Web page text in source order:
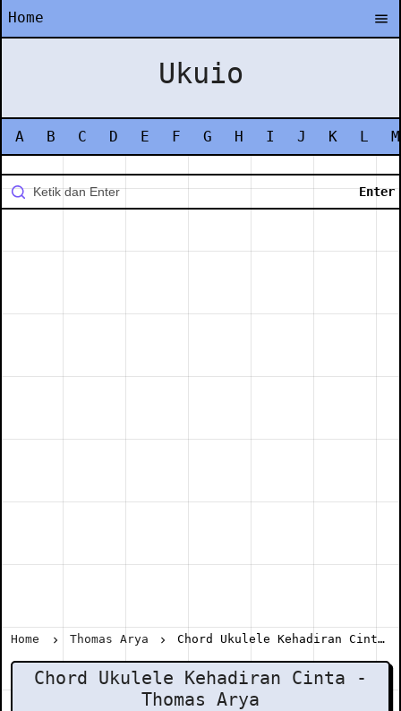
Home
Ukuio
A B C D E F G H I J K L M
Home Thomas Arya Chord Ukulele Kehadiran Cinta - Thomas Arya
Chord Ukulele Kehadiran Cinta -
Thomas Arya